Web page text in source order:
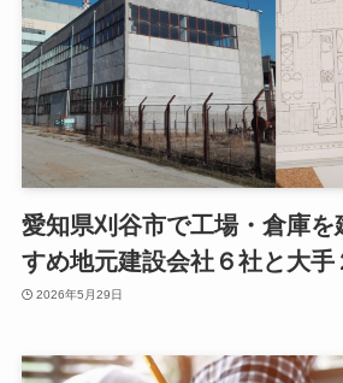
愛知県刈谷市で工場・倉庫
すめ地元建設会社６社と大手
2026年5月29日